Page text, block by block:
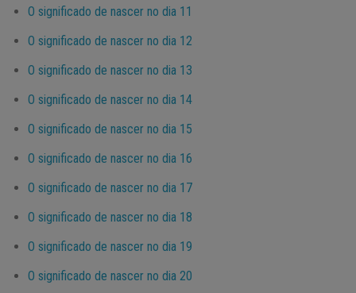
O significado de nascer no dia 11
O significado de nascer no dia 12
O significado de nascer no dia 13
O significado de nascer no dia 14
O significado de nascer no dia 15
O significado de nascer no dia 16
O significado de nascer no dia 17
O significado de nascer no dia 18
O significado de nascer no dia 19
O significado de nascer no dia 20